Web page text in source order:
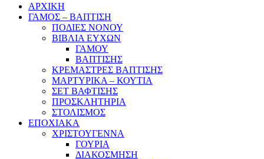
ΑΡΧΙΚΗ
ΓΑΜΟΣ – ΒΑΠΤΙΣΗ
ΠΟΔΙΕΣ ΝΟΝΟΥ
ΒΙΒΛΙΑ ΕΥΧΩΝ
ΓΑΜΟΥ
ΒΑΠΤΙΣΗΣ
ΚΡΕΜΑΣΤΡΕΣ ΒΑΠΤΙΣΗΣ
ΜΑΡΤΥΡΙΚΑ – ΚΟΥΤΙΑ
ΣΕΤ ΒΑΦΤΙΣΗΣ
ΠΡΟΣΚΛΗΤΗΡΙΑ
ΣΤΟΛΙΣΜΟΣ
ΕΠΟΧΙΑΚΑ
ΧΡΙΣΤΟΥΓΕΝΝΑ
ΓΟΥΡΙΑ
ΔΙΑΚΟΣΜΗΣΗ